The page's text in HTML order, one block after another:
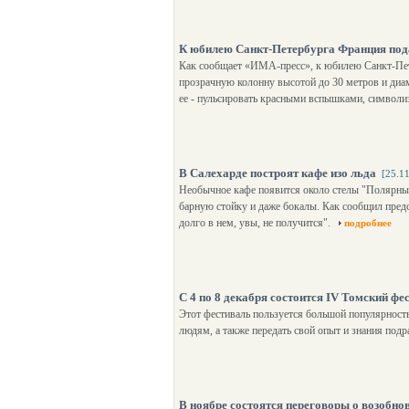
К юбилею Санкт-Петербурга Франция
Как сообщает «ИМА-пресс», к юбилею Санкт-
прозрачную колонну высотой до 30 метров и
ее - пульсировать красными вспышками,
В Салехарде построят кафе изо льда
Необычное кафе появится около стелы
барную стойку и даже бокалы. Как сообщил
долго в нем, увы, не получится".
подробнее
С 4 по 8 декабря состоится IV Томский
Этот фестиваль пользуется большой
людям, а также передать свой опыт и знания
В ноябре состоятся переговоры о